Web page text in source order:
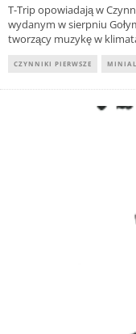
T-Trip opowiadają w
wydanym w sierpniu
tworzący muzykę w
CZYNNIKI PIERWSZE